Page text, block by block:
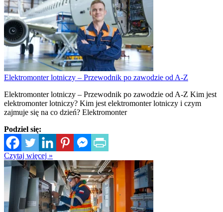
Elektromonter lotniczy – Przewodnik po zawodzie od A-Z
Elektromonter lotniczy – Przewodnik po zawodzie od A-Z Kim jest
elektromonter lotniczy? Kim jest elektromonter lotniczy i czym
zajmuje się na co dzień? Elektromonter
Podziel się:
Czytaj więcej »